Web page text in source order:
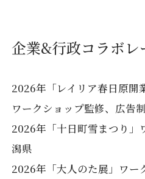
企業&行政コラボレ
2026年「レイリア春日原開
ワークショップ監修、広告
2026年「十日町雪まつり」
潟県
2026年「大人のた展」ワー